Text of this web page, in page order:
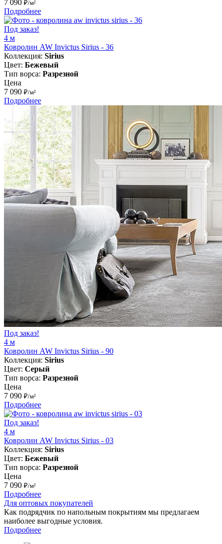
7 090 ₽/м²
Подробнее
Под заказ!
4 м
Ковролин AW Invictus Sirius - 36
Коллекция: Sirius
Цвет: Бежевый
Тип ворса: Разрезной
Цена
7 090 ₽/м²
Подробнее
Под заказ!
4 м
Ковролин AW Invictus Sirius - 90
Коллекция: Sirius
Цвет: Серый
Тип ворса: Разрезной
Цена
7 090 ₽/м²
Подробнее
Под заказ!
4 м
Ковролин AW Invictus Sirius - 03
Коллекция: Sirius
Цвет: Бежевый
Тип ворса: Разрезной
Цена
7 090 ₽/м²
Подробнее
Для оптовых покупателей
Как подрядчик по напольным покрытиям мы предлагаем
наиболее выгодные условия.
Подробнее